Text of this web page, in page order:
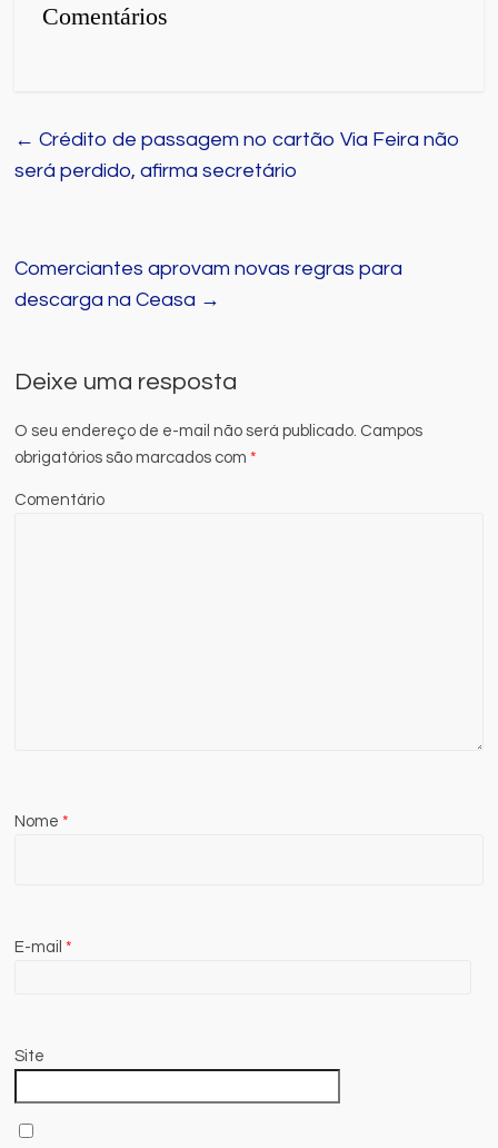
Comentários
← Crédito de passagem no cartão Via Feira não
será perdido, afirma secretário
Comerciantes aprovam novas regras para
descarga na Ceasa →
Deixe uma resposta
O seu endereço de e-mail não será publicado. Campos
obrigatórios são marcados com*
Comentário
Nome*
E-mail*
Site